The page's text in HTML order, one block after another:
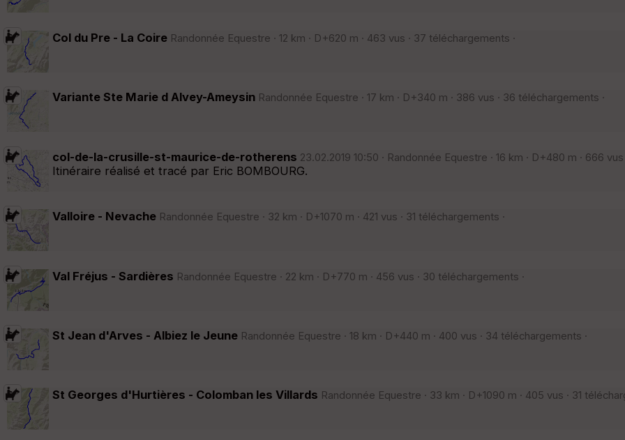
Col du Pre - La Coire Randonnée Equestre · 12 km · D+620 m · 463 vus · 37 téléchargements ·
Variante Ste Marie d Alvey-Ameysin Randonnée Equestre · 17 km · D+340 m · 386 vus · 36 téléchargements ·
col-de-la-crusille-st-maurice-de-rotherens 23.02.2019 10:50 · Randonnée Equestre · 16 km · D+480 m · 666
Itinéraire réalisé et tracé par Eric BOMBOURG.
Valloire - Nevache Randonnée Equestre · 32 km · D+1070 m · 421 vus · 31 téléchargements ·
Val Fréjus - Sardières Randonnée Equestre · 22 km · D+770 m · 456 vus · 30 téléchargements ·
St Jean d'Arves - Albiez le Jeune Randonnée Equestre · 18 km · D+440 m · 400 vus · 34 téléchargements ·
St Georges d'Hurtières - Colomban les Villards Randonnée Equestre · 33 km · D+1090 m · 405 vus · 31